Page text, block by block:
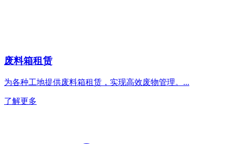
废料箱租赁
为各种工地提供废料箱租赁，实现高效废物管理。 ...
了解更多